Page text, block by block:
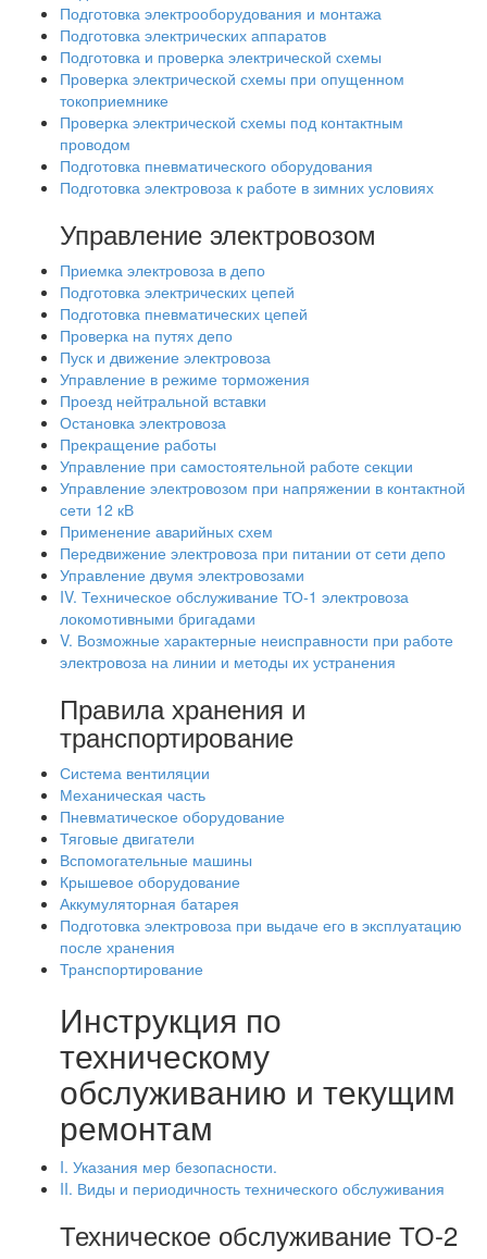
Подготовка электрооборудования и монтажа
Подготовка электрических аппаратов
Подготовка и проверка электрической схемы
Проверка электрической схемы при опущенном
токоприемнике
Проверка электрической схемы под контактным
проводом
Подготовка пневматического оборудования
Подготовка электровоза к работе в зимних условиях
Управление электровозом
Приемка электровоза в депо
Подготовка электрических цепей
Подготовка пневматических цепей
Проверка на путях депо
Пуск и движение электровоза
Управление в режиме торможения
Проезд нейтральной вставки
Остановка электровоза
Прекращение работы
Управление при самостоятельной работе секции
Управление электровозом при напряжении в контактной
сети 12 кВ
Применение аварийных схем
Передвижение электровоза при питании от сети депо
Управление двумя электровозами
IV. Техническое обслуживание ТО-1 электровоза
локомотивными бригадами
V. Возможные характерные неисправности при работе
электровоза на линии и методы их устранения
Правила хранения и
транспортирование
Система вентиляции
Механическая часть
Пневматическое оборудование
Тяговые двигатели
Вспомогательные машины
Крышевое оборудование
Аккумуляторная батарея
Подготовка электровоза при выдаче его в эксплуатацию
после хранения
Транспортирование
Инструкция по
техническому
обслуживанию и текущим
ремонтам
I. Указания мер безопасности.
II. Виды и периодичность технического обслуживания
Техническое обслуживание ТО-2